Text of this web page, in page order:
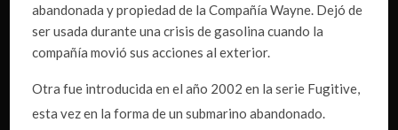
abandonada y propiedad de la Compañía Wayne. Dejó de
ser usada durante una crisis de gasolina cuando la
compañía movió sus acciones al exterior.
Otra fue introducida en el año 2002 en la serie Fugitive,
esta vez en la forma de un submarino abandonado.